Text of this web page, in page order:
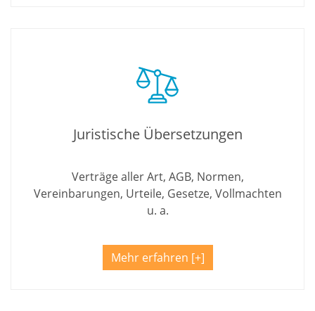
Juristische Übersetzungen
Verträge aller Art, AGB, Normen,
Vereinbarungen, Urteile, Gesetze, Vollmachten
u. a.
Mehr erfahren